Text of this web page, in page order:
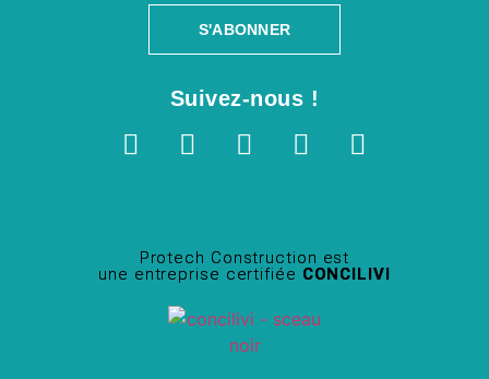
S'ABONNER
Suivez-nous !
Protech Construction est
une entreprise certifiée CONCILIVI